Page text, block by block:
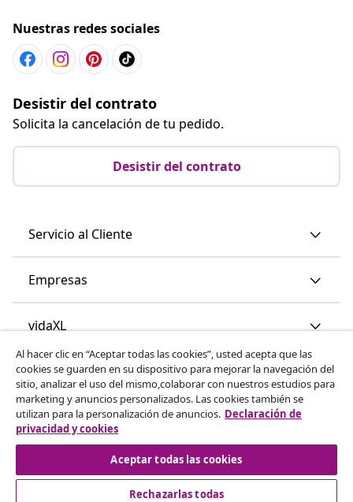
Nuestras redes sociales
Desistir del contrato
Solicita la cancelación de tu pedido.
Desistir del contrato
Servicio al Cliente
Empresas
vidaXL
Descubre mas
© 2008-2026 vidaXL www.vidaxl.es es una página web de
Al hacer clic en “Aceptar todas las cookies”, usted acepta que las
cookies se guarden en su dispositivo para mejorar la navegación del
sitio, analizar el uso del mismo,colaborar con nuestros estudios para
marketing y anuncios personalizados. Las cookies también se
utilizan para la personalización de anuncios. Declaración de
privacidad y cookies
Aceptar todas las cookies
Rechazarlas todas